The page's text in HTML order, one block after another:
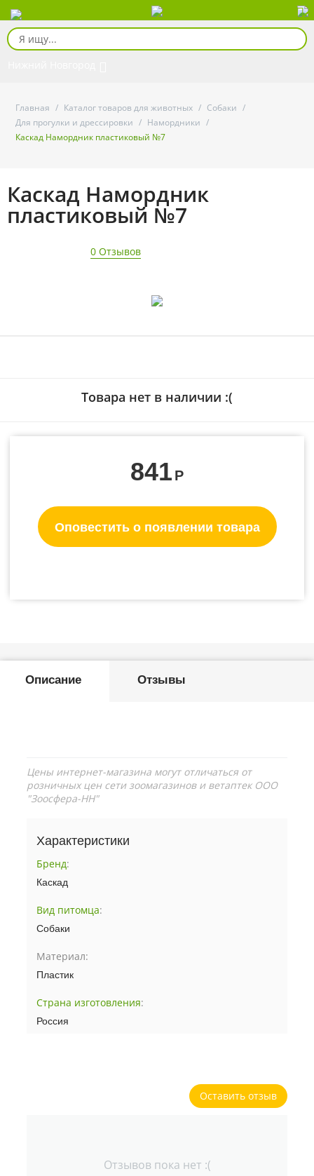
Главная / Каталог товаров для животных / Собаки /
Для прогулки и дрессировки / Намордники /
Каскад Намордник пластиковый №7
Каскад Намордник
пластиковый №7
0 Отзывов
Товара нет в наличии :(
841 Р
Оповестить о появлении товара
Описание Отзывы
Цены интернет-магазина могут отличаться от
розничных цен сети зоомагазинов и ветаптек ООО
"Зоосфера-НН"
Характеристики
Бренд:
Каскад
Вид питомца:
Собаки
Материал:
Пластик
Страна изготовления:
Россия
Оставить отзыв
Отзывов пока нет :(